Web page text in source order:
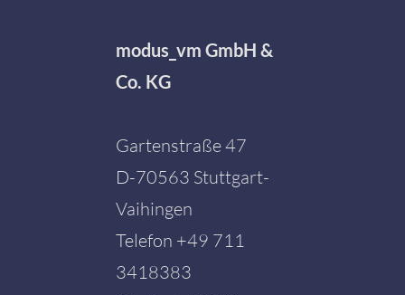
modus_vm GmbH &
Co. KG
Gartenstraße 47
D-70563 Stuttgart-
Vaihingen
Telefon +49 711
3418383